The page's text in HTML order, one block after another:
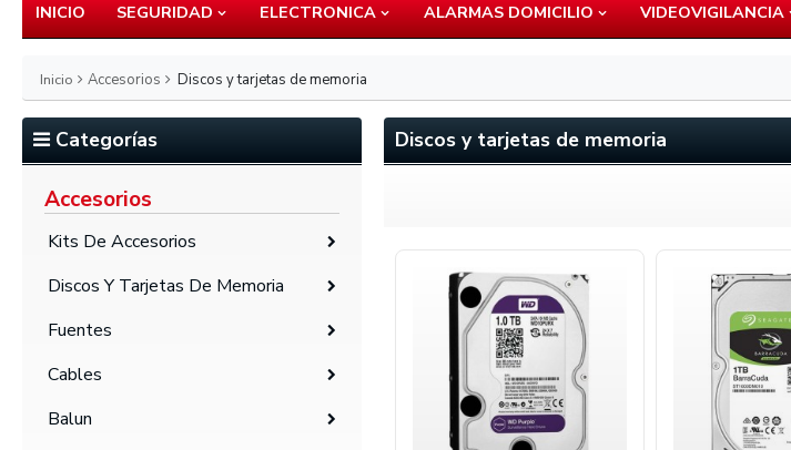
INICIO SEGURIDAD ELECTRONICA ALARMAS DOMICILIO VIDEOVIGILANCIA
Inicio Accesorios Discos y tarjetas de memoria
Categorías
Accesorios
Kits De Accesorios
Discos Y Tarjetas De Memoria
Fuentes
Cables
Balun
Discos y tarjetas de memoria